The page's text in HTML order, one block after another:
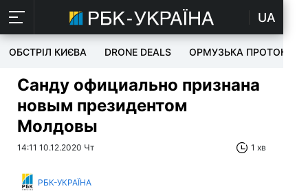
UA
ОБСТРІЛ КИЄВА DRONE DEALS ОРМУЗЬКА ПРОТОКА
Санду официально признана
новым президентом
Молдовы
14:11 10.12.2020 Чт 1 хв
РБК-УКРАЇНА